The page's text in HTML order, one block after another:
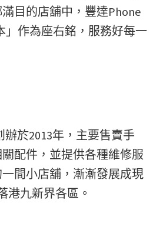
目的店舖中，豐達Phone
」作為座右銘，服務好每一
辦於2013年，主要售賣手
配件，並提供各種維修服
間小店舖，漸漸發展成現
港九新界各區。